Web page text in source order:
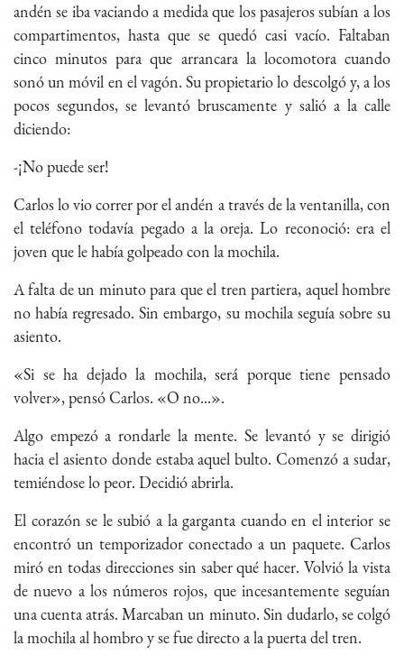
andén se iba vaciando a medida que los pasajeros subían a los
compartimentos, hasta que se quedó casi vacío. Faltaban
cinco minutos para que arrancara la locomotora cuando
sonó un móvil en el vagón. Su propietario lo descolgó y, a los
pocos segundos, se levantó bruscamente y salió a la calle
diciendo:
-¡No puede ser!
Carlos lo vio correr por el andén a través de la ventanilla, con
el teléfono todavía pegado a la oreja. Lo reconoció: era el
joven que le había golpeado con la mochila.
A falta de un minuto para que el tren partiera, aquel hombre
no había regresado. Sin embargo, su mochila seguía sobre su
asiento.
«Si se ha dejado la mochila, será porque tiene pensado
volver», pensó Carlos. «O no...».
Algo empezó a rondarle la mente. Se levantó y se dirigió
hacia el asiento donde estaba aquel bulto. Comenzó a sudar,
temiéndose lo peor. Decidió abrirla.
El corazón se le subió a la garganta cuando en el interior se
encontró un temporizador conectado a un paquete. Carlos
miró en todas direcciones sin saber qué hacer. Volvió la vista
de nuevo a los números rojos, que incesantemente seguían
una cuenta atrás. Marcaban un minuto. Sin dudarlo, se colgó
la mochila al hombro y se fue directo a la puerta del tren.